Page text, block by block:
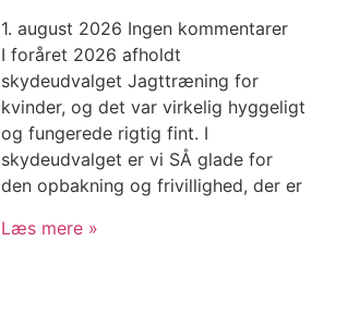
1. august 2026 Ingen kommentarer
I foråret 2026 afholdt
skydeudvalget Jagttræning for
kvinder, og det var virkelig hyggeligt
og fungerede rigtig fint. I
skydeudvalget er vi SÅ glade for
den opbakning og frivillighed, der er
Læs mere »